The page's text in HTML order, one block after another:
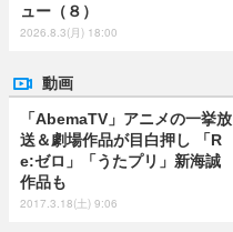
ュー（８）
2026.8.3(月) 18:00
動画
「AbemaTV」アニメの一挙放
送＆劇場作品が目白押し 「R
e:ゼロ」「うたプリ」新海誠
作品も
2017.3.18(土) 9:06